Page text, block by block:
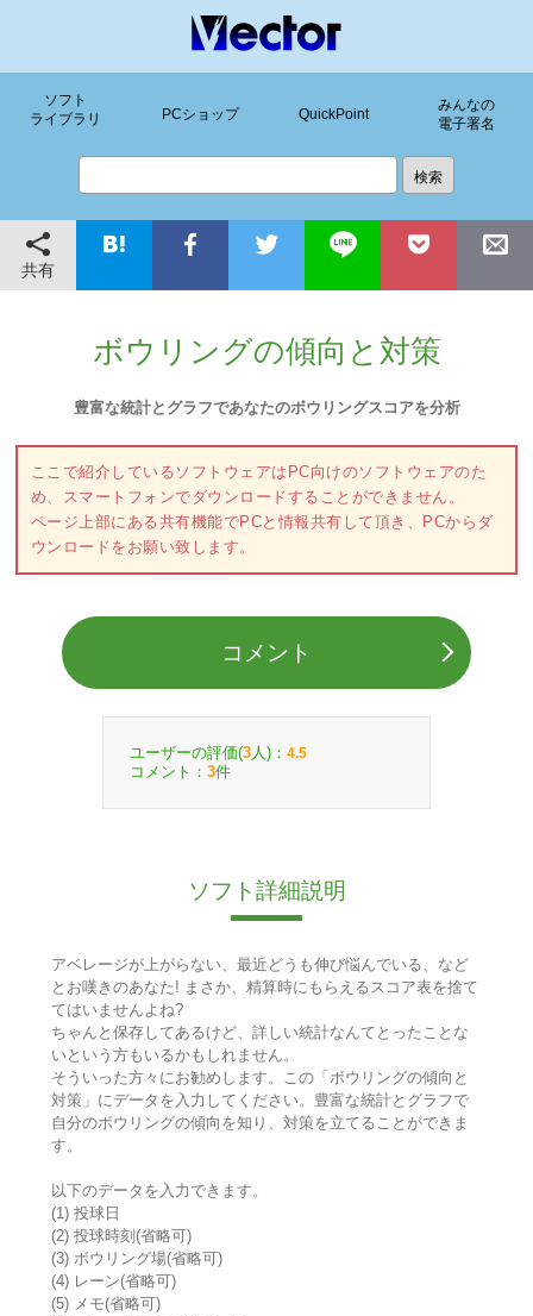
ソフト
ライブラリ
PCショップ QuickPoint
みんなの
電子署名
共有
ボウリングの傾向と対策
豊富な統計とグラフであなたのボウリングスコアを分析
ここで紹介しているソフトウェアはPC向けのソフトウェアのた
め、スマートフォンでダウンロードすることができません。
ページ上部にある共有機能でPCと情報共有して頂き、PCからダ
ウンロードをお願い致します。
コメント
ユーザーの評価(3 人)： 4.5
コメント： 3件
ソフト詳細説明
アベレージが上がらない、最近どうも伸び悩んでいる、など
とお嘆きのあなた! まさか、精算時にもらえるスコア表を捨て
てはいませんよね?
ちゃんと保存してあるけど、詳しい統計なんてとったことな
いという方もいるかもしれません。
そういった方々にお勧めします。この「ボウリングの傾向と
対策」にデータを入力してください。豊富な統計とグラフで
自分のボウリングの傾向を知り、対策を立てることができま
す。
以下のデータを入力できます。
(1) 投球日
(2) 投球時刻(省略可)
(3) ボウリング場(省略可)
(4) レーン(省略可)
(5) メモ(省略可)